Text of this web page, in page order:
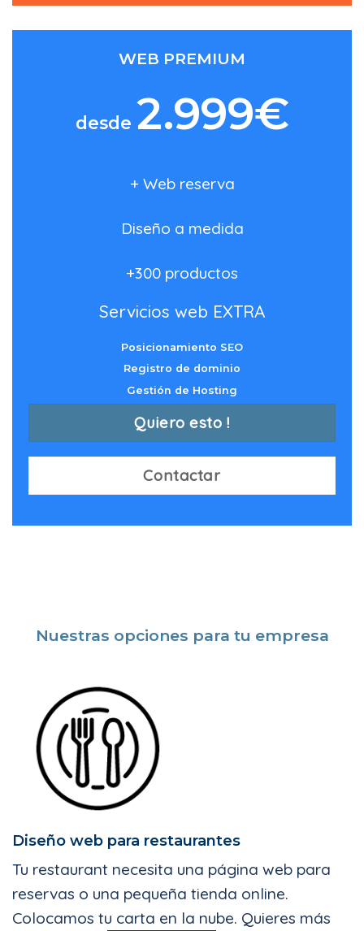
WEB PREMIUM
desde 2.999€
+ Web reserva
Diseño a medida
+300 productos
Servicios web EXTRA
Posicionamiento SEO
Registro de dominio
Gestión de Hosting
Quiero esto !
Contactar
Nuestras opciones para tu empresa
Diseño web para restaurantes
Tu restaurant necesita una página web para
reservas o una pequeña tienda online.
Colocamos tu carta en la nube. Quieres más